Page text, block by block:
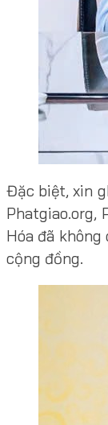
Đặc biệt, xin
Phatgiao.org,
Hóa đã
cộng đồng.